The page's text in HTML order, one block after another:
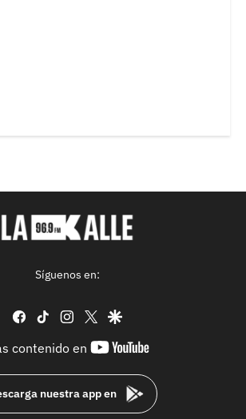
Síguenos en:
facebook
tiktok instagram
twittergoogle
contenido en
youtube-
nuestra app en